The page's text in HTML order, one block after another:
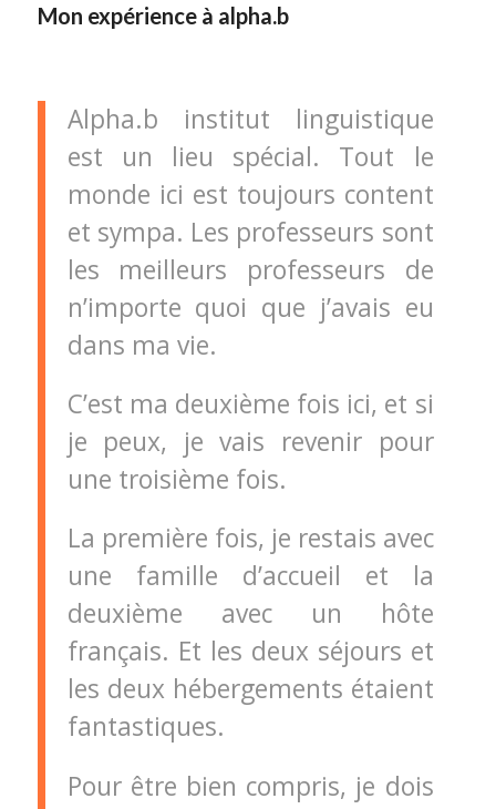
Mon expérience à alpha.b
Alpha.b institut linguistique
est un lieu spécial. Tout le
monde ici est toujours content
et sympa. Les professeurs sont
les meilleurs professeurs de
n’importe quoi que j’avais eu
dans ma vie.
C’est ma deuxième fois ici, et si
je peux, je vais revenir pour
une troisième fois.
La première fois, je restais avec
une famille d’accueil et la
deuxième avec un hôte
français. Et les deux séjours et
les deux hébergements étaient
fantastiques.
Pour être bien compris, je dois